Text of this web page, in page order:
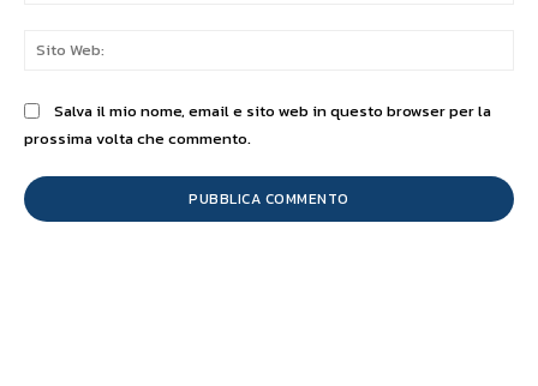
Salva il mio nome, email e sito web in questo browser per la
prossima volta che commento.